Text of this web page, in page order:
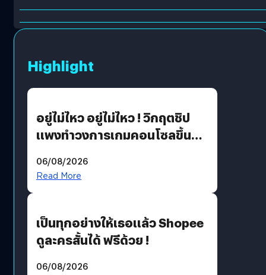
Highlight
อยู่ไม่ไหว อยู่ไม่ไหว ! วิกฤตชิป
แพงทำวงการเกมคอนโซลขึ้น
?
06/08/2026
Read More
เป็นทุกอย่างให้เธอแล้ว Shopee
ดูละครสั้นได้ ฟรีด้วย !
06/08/2026